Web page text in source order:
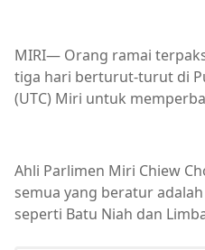
MIRI— Orang ramai
tiga hari berturut-turut di
(UTC) Miri untuk
Ahli Parlimen Miri Chiew
semua yang beratur
seperti Batu Niah dan